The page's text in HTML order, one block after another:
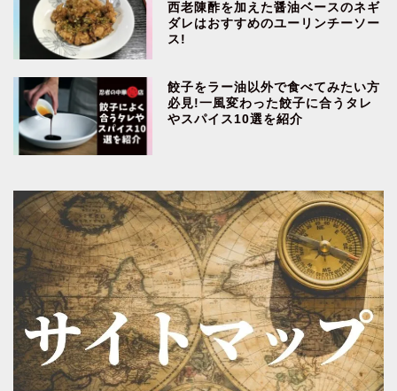
西老陳酢を加えた醤油ベースのネギ
ダレはおすすめのユーリンチーソー
ス!
餃子をラー油以外で食べてみたい方
必見!一風変わった餃子に合うタレ
やスパイス10選を紹介